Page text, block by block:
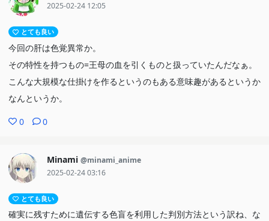
2025-02-24 12:05
とても良い
今回の肝は色覚異常か。
その特性を持つもの=王母の血を引くものと扱っていたんだなぁ。
こんな大規模な仕掛けを作るというのもある意味趣があるというか
なんというか。
0 0
Minami @minami_anime
2025-02-24 03:16
とても良い
確実に残すために遺伝する色盲を利用した判別方法という訳ね、な